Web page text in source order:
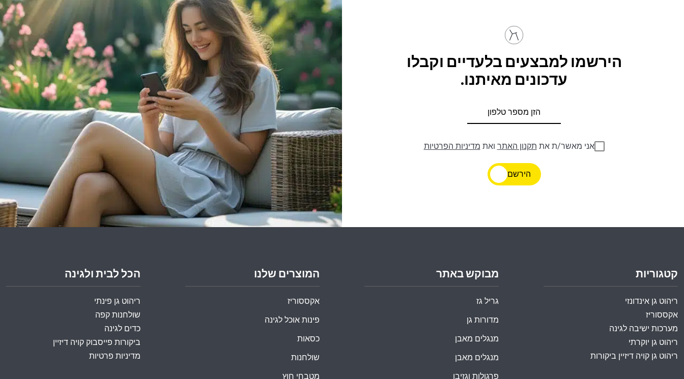
הירשמו למבצעים בלעדיים וקבלו
עדכונים מאיתנו.
אני מאשר/ת את תקנון האתר ואת מדיניות הפרטיות
הירשם
הכל לבית ולגינה
ריהוט גן פינתי
שולחנות קפה
כדים לגינה
ביקורות פייסבוק קויה דיזיין
מדיניות פרטיות
המוצרים שלנו
אקססוריז
פינות אוכל לגינה
כסאות
שולחנות
מטבחי חוץ
מבוקש באתר
גריל גז
מדורות גן
מנגלים מאבן
מנגלים מאבן
פרגולות וגזיבו
קטגוריות
ריהוט גן אינדונזי
אקססוריז
מערכות ישיבה לגינה
ריהוט גן יוקרתי
ריהוט גן קויה דיזיין ביקורות